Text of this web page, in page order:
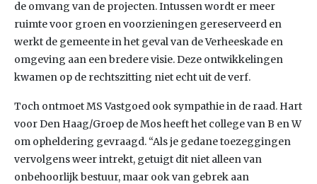
de omvang van de projecten. Intussen wordt er meer
ruimte voor groen en voorzieningen gereserveerd en
werkt de gemeente in het geval van de Verheeskade en
omgeving aan een bredere visie. Deze ontwikkelingen
kwamen op de rechtszitting niet echt uit de verf.
Toch ontmoet MS Vastgoed ook sympathie in de raad. Hart
voor Den Haag/Groep de Mos heeft het college van B en W
om opheldering gevraagd. “Als je gedane toezeggingen
vervolgens weer intrekt, getuigt dit niet alleen van
onbehoorlijk bestuur, maar ook van gebrek aan